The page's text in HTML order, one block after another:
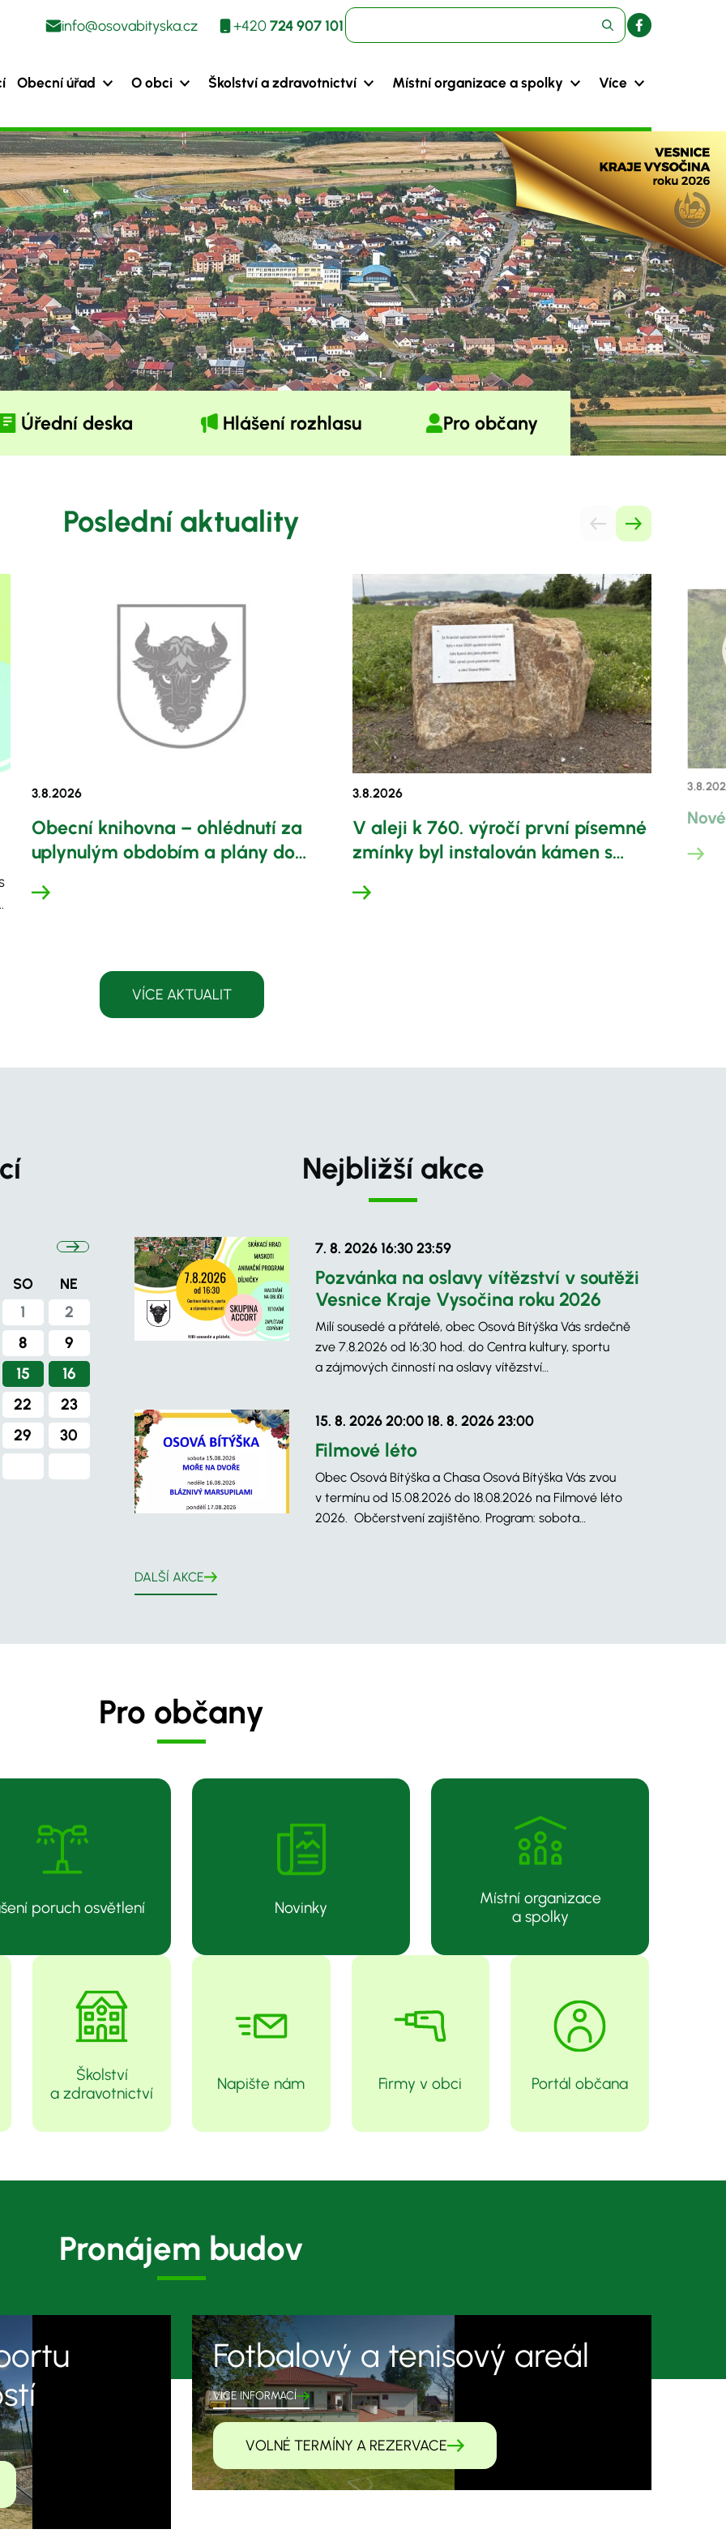
info@osovabityska.cz +420724 907 101
Obecní úřad O obci Školství a zdravotnictví Místní organizace a spolky Více
Úřední deska Hlášení rozhlasu Pro občany
Poslední aktuality
3.8.2026
Obecní knihovna – ohlédnutí za
uplynulým obdobím a plány do
3.8.2026
V aleji k 760. výročí první písemné
zmínky byl instalován kámen s
3.8.
VÍCE AKTUALIT
SO NE
1
2
8
9
15
16
22
23
29
30
Nejbližší akce
7. 8. 2026 16:3023:59
Pozvánka na oslavy vítězství v soutěži
Vesnice Kraje Vysočina roku 2026
Milí sousedé a přátelé, obec Osová Bítýška Vás srdečně
zve 7.8.2026 od 16:30 hod. do Centra kultury, sportu
a zájmových činností na oslavy vítězství…
15. 8. 2026 20:0018. 8. 2026 23:00
Filmové léto
Obec Osová Bítýška a Chasa Osová Bítýška Vás zvou
v termínu od 15.08.2026 do 18.08.2026 na Filmové léto
2026. Občerstvení zajištěno. Program: sobota…
DALŠÍ AKCE
Pro občany
poruch osvětlení Novinky
Místní organizace
a spolky
Školství
a zdravotnictví
Napište nám Firmy v obci Portál občana
Pronájem budov
Fotbalový a tenisový areál
VÍCE INFORMACÍ
VOLNÉ TERMÍNY A REZERVACE